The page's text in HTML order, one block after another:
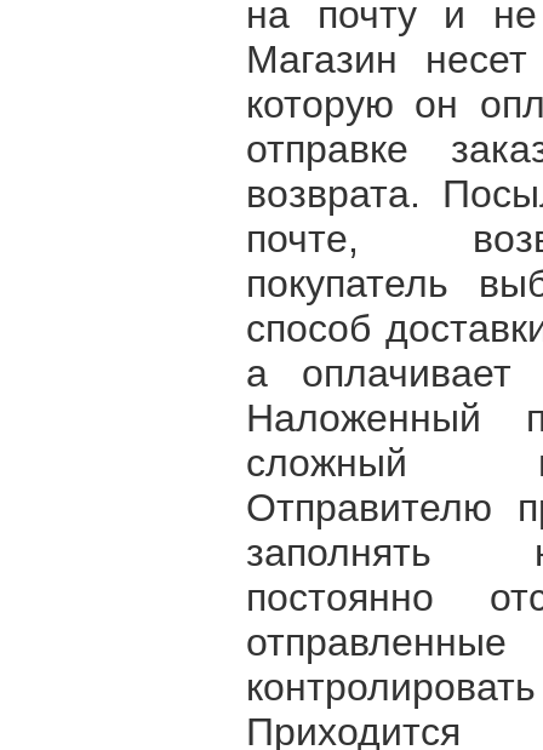
на почту и не
Магазин
которую он
отправке
возврата.
почте,
покупатель
способ
а оплачивает
Наложенный
сложный
Отправителю
заполнять
постоянно